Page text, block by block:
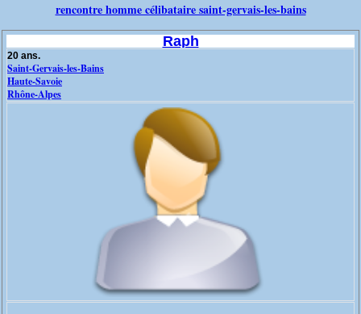
rencontre homme célibataire saint-gervais-les-bains
Raph
20 ans.
Saint-Gervais-les-Bains
Haute-Savoie
Rhône-Alpes